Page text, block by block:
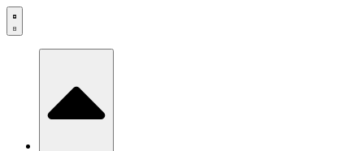
Zum
Inhalt